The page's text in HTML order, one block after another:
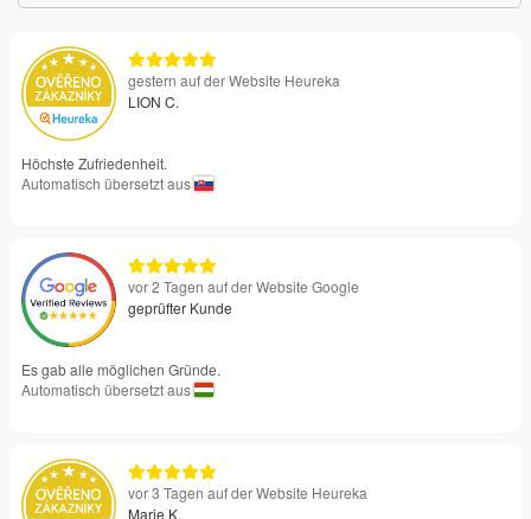
gestern auf der Website Heureka
LION C.
Höchste Zufriedenheit.
Automatisch übersetzt aus
vor 2 Tagen auf der Website Google
geprüfter Kunde
Es gab alle möglichen Gründe.
Automatisch übersetzt aus
vor 3 Tagen auf der Website Heureka
Marie K.